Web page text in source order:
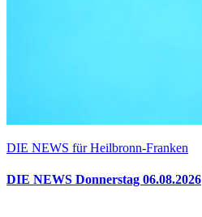
DIE NEWS für Heilbronn-Franken
DIE NEWS Donnerstag 06.08.2026